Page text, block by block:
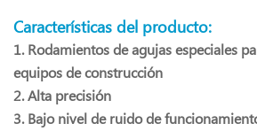
Características del producto:
1. Rodamientos de agujas especiales
equipos de construcción
2. Alta precisión
3. Bajo nivel de ruido de